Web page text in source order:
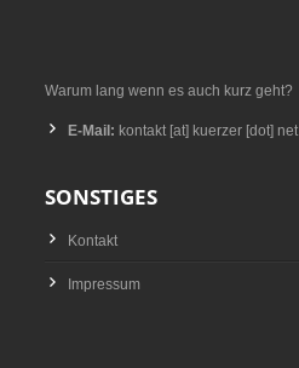
Warum lang wenn es auch kurz geht?
E-Mail: kontakt [at] kuerzer [dot] net
SONSTIGES
Kontakt
Impressum